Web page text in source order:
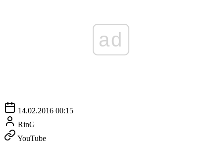
ad
14.02.2016 00:15
RinG
YouTube